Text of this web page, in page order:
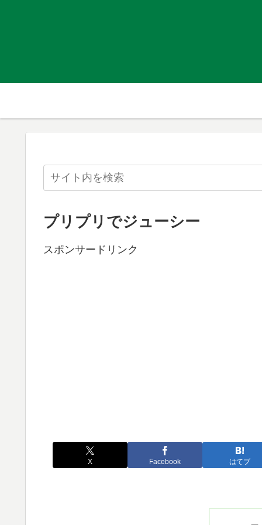
プリプリでジューシー
スポンサードリンク
X Facebook はてブ